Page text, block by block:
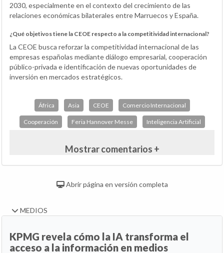
2030, especialmente en el contexto del crecimiento de las
relaciones económicas bilaterales entre Marruecos y España.
¿Qué objetivos tiene la CEOE respecto a la competitividad internacional?
La CEOE busca reforzar la competitividad internacional de las
empresas españolas mediante diálogo empresarial, cooperación
público-privada e identificación de nuevas oportunidades de
inversión en mercados estratégicos.
África Asia CEOE Comercio Internacional
Cooperación Feria Hannover Messe Inteligencia Artificial
Mostrar comentarios +
Abrir página en versión completa
MEDIOS
KPMG revela cómo la IA transforma el
acceso a la información en medios